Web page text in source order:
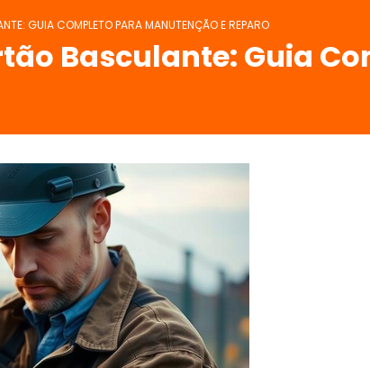
GUIA COMPLETO PARA MANUTENÇÃO E REPARO
Basculante: Guia